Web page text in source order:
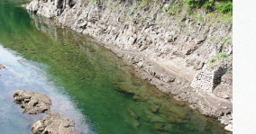
問い合わせ